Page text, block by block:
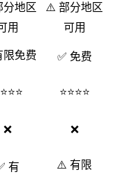
地区
用
⚠️ 部分地区
可用
免费 ✅ 免费
⭐⭐⭐⭐
❌ ❌
有 ⚠️ 有限